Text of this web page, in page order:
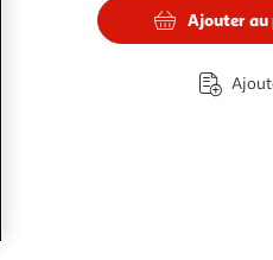
Ajouter au